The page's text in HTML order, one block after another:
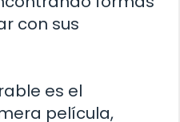
con sus
es el
película,